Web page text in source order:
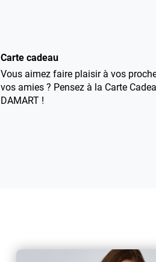
Carte cadeau
Vous aimez faire plaisir à vos
vos amies ? Pensez à la Carte
DAMART !